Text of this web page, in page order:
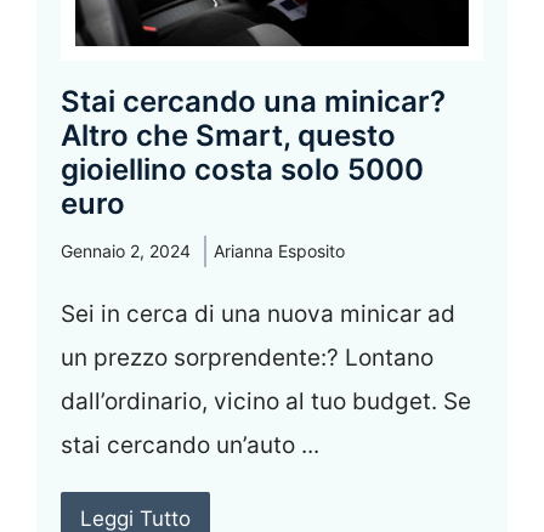
Stai cercando una minicar?
Altro che Smart, questo
gioiellino costa solo 5000
euro
Gennaio 2, 2024 Arianna Esposito
Sei in cerca di una nuova minicar ad
un prezzo sorprendente:? Lontano
dall’ordinario, vicino al tuo budget. Se
stai cercando un’auto ...
Leggi Tutto